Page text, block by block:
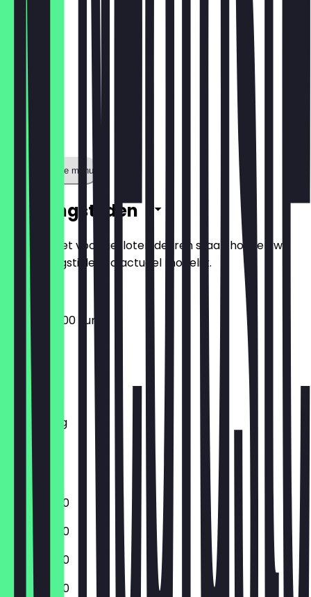
Toon volledige menu
Openingstijden
Zodat je niet voor gesloten deuren staat, houden we
de openingstijden zo actueel mogelijk.
09:00 - 20:00 uur
Maandag
Woensdag
Donderdag
Vrijdag
Zaterdag
Zondag
10:00 - 19:00
10:00 - 19:00
10:00 - 19:00
10:00 - 19:00